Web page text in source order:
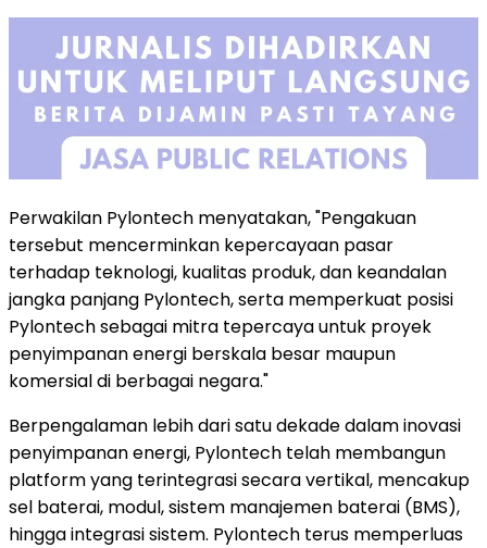
Perwakilan Pylontech menyatakan, "Pengakuan
tersebut mencerminkan kepercayaan pasar
terhadap teknologi, kualitas produk, dan keandalan
jangka panjang Pylontech, serta memperkuat posisi
Pylontech sebagai mitra tepercaya untuk proyek
penyimpanan energi berskala besar maupun
komersial di berbagai negara."
Berpengalaman lebih dari satu dekade dalam inovasi
penyimpanan energi, Pylontech telah membangun
platform yang terintegrasi secara vertikal, mencakup
sel baterai, modul, sistem manajemen baterai (BMS),
hingga integrasi sistem. Pylontech terus memperluas